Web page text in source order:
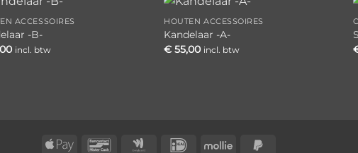
ACCESSOIRES
-B-
incl. btw
HOUTEN ACCESSOIRES
Kandelaar -A-
€ 55,00 incl. btw
Apple BancontactGoogle IDeal Mollie